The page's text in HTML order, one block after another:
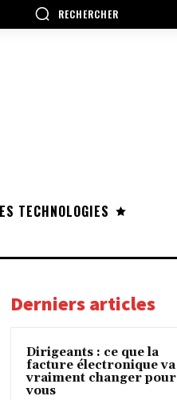
RECHERCHER
TECHNOLOGIES
Derniers articles
Dirigeants : ce que la
facture électronique va
vraiment changer pour
vous